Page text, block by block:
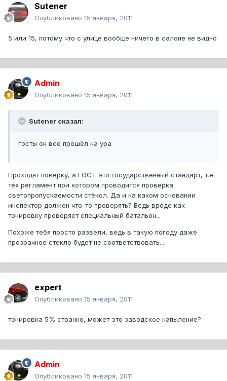
Sutener
Опубликовано 15 января, 2011
5 или 15, потому что с улице вообще ничего в салоне не видно
Admin
Опубликовано 15 января, 2011
Sutener сказал:
госты он все прошёл на ура
Проходят поверку, а ГОСТ это государственный стандарт, т.е
тех регламент при котором проводится проверка
светопропускаемости стёкол. Да и на каком основании
инспектор должен что-то проверять? Ведь вроде как
тонировку проверяет специальный батальон...
Похоже тебя просто развели, ведь в такую погоду даже
прозрачное стекло будет не соответствовать...
expert
Опубликовано 15 января, 2011
тонировка 5% странно, может это заводское напыление?
Admin
Опубликовано 15 января, 2011